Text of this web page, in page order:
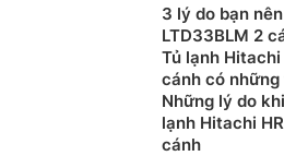
3 lý do bạn
LTD33BLM 2
Tủ lạnh Hitachi
cánh có
Những lý do
lạnh Hitachi
cánh